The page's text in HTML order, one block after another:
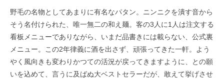
野毛の名物としてあまりに有名なパタン。ニンニクを潰す音から
そう名付けられた、唯一無二の和え麺。客の3人に1人は注文する
看板メニューでありながら、いまだ品書きには載らない、公式裏
メニュー。この2年律義に酒を出さず、頑張ってきた一軒。よう
やく風向きも変わりかつての活況が戻ってきますように、との願
いを込めて、言うに及ばぬ大ベストセラーだが、敢えて挙げさせ